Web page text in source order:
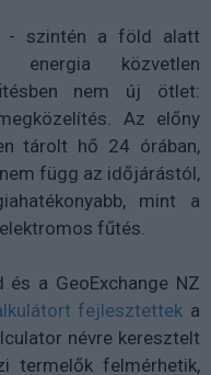
- szintén a föld alatt
energia közvetlen
nem új ötlet:
Az előny
tárolt hő 24 órában,
függ az időjárástól,
mint a
fűtés.
a GeoExchange NZ
fejlesztettek a
névre keresztelt
termelők felmérhetik,